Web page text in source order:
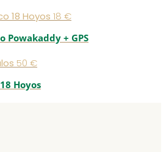
18 Hoyos 18 €
Powakaddy + GPS
50 €
Hoyos